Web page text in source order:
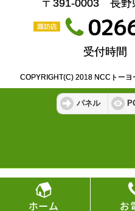
〒391-0003 長野
受付時間
COPYRIGHT(C) 2018 NCCトー
パネル